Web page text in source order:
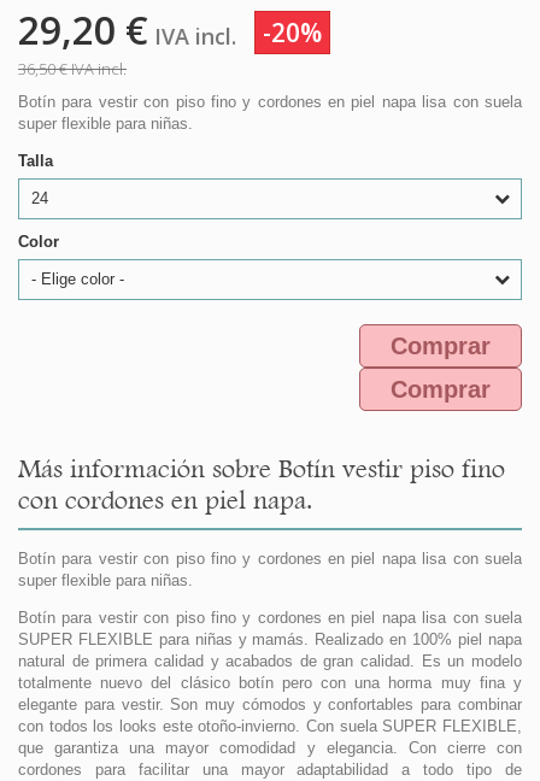
29,20 € IVA incl. -20%
36,50 €IVA incl.
Botín para vestir con piso fino y cordones en piel napa lisa con suela
super flexible para niñas.
Talla
24
Color
- Elige color -
Comprar
Comprar
Más información sobre Botín vestir piso fino
con cordones en piel napa.
Botín para vestir con piso fino y cordones en piel napa lisa con suela
super flexible para niñas.
Botín para vestir con piso fino y cordones en piel napa lisa con suela
SUPER FLEXIBLE para niñas y mamás. Realizado en 100% piel napa
natural de primera calidad y acabados de gran calidad. Es un modelo
totalmente nuevo del clásico botín pero con una horma muy fina y
elegante para vestir. Son muy cómodos y confortables para combinar
con todos los looks este otoño-invierno. Con suela SUPER FLEXIBLE,
que garantiza una mayor comodidad y elegancia. Con cierre con
cordones para facilitar una mayor adaptabilidad a todo tipo de